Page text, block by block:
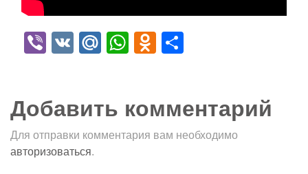
Viber
VK Mail.Ru
WhatsApp
Odnoklassniki
Добавить комментарий
Для отправки комментария вам необходимо
авторизоваться.